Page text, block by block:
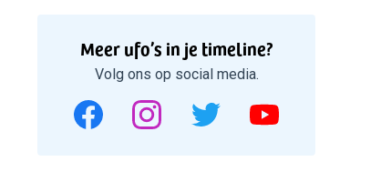
Meer ufo’s in je timeline?
Volg ons op social media.